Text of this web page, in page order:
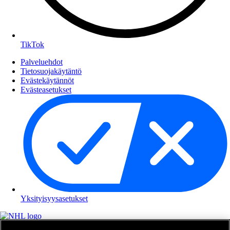
TikTok
Palveluehdot
Tietosuojakäytäntö
Evästekäytännöt
Evästeasetukset
Yksityisyysasetukset